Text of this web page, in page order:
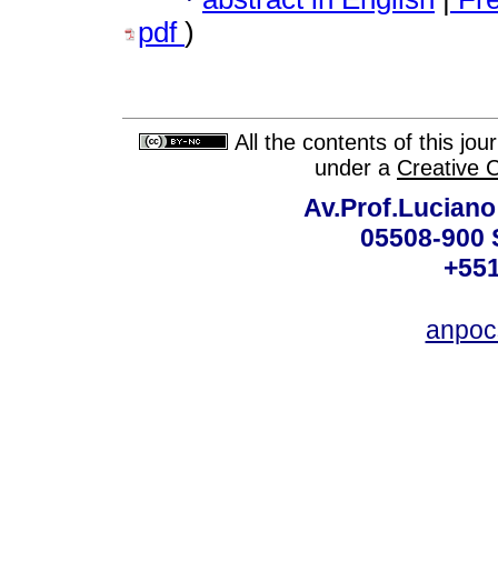
pdf )
All the contents of this
under a Creative
05508-900